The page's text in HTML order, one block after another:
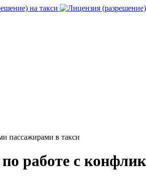
пассажирами в такси
работе с